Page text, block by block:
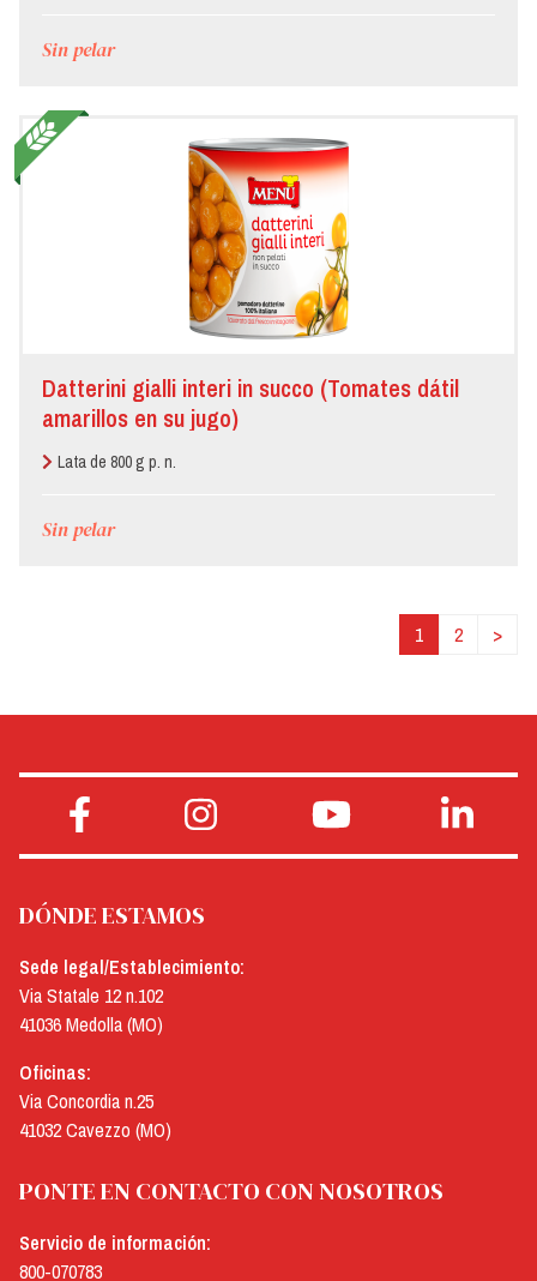
Sin pelar
Datterini gialli interi in succo (Tomates dátil
amarillos en su jugo)
Lata de 800 g p. n.
Sin pelar
1 2 >
DÓNDE ESTAMOS
Sede legal/Establecimiento:
Via Statale 12 n.102
41036 Medolla (MO)
Oficinas:
Via Concordia n.25
41032 Cavezzo (MO)
PONTE EN CONTACTO CON NOSOTROS
Servicio de información:
800-070783